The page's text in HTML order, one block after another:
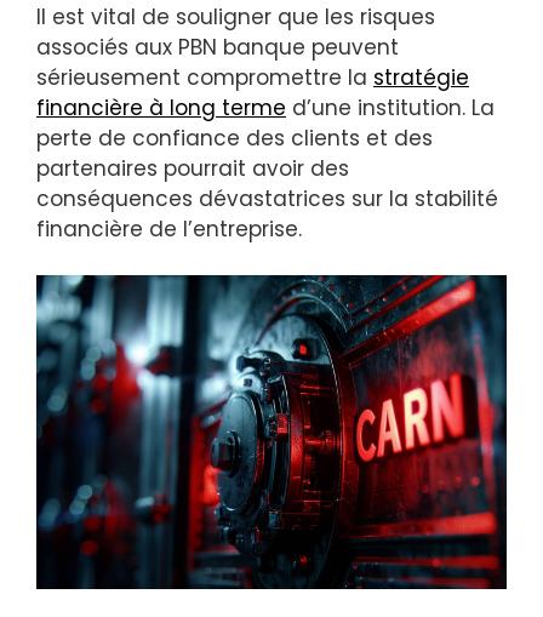
Il est vital de souligner que les risques
associés aux PBN banque peuvent
sérieusement compromettre la stratégie
financière à long terme d’une institution. La
perte de confiance des clients et des
partenaires pourrait avoir des
conséquences dévastatrices sur la stabilité
financière de l’entreprise.